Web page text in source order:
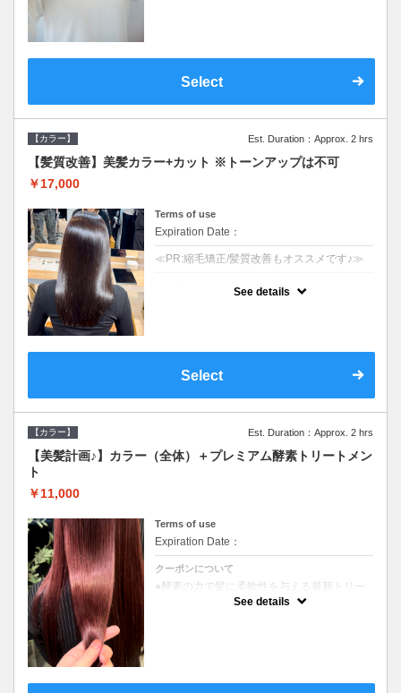
Select
【カラー】 Est. Duration：Approx. 2 hrs
【髪質改善】美髪カラー+カット ※トーンアップは不可
￥17,000
Terms of use
Expiration Date：
≪PR:縮毛矯正/髪質改善もオススメです♪≫
See details
Select
【カラー】 Est. Duration：Approx. 2 hrs
【美髪計画♪】カラー（全体）＋プレミアム酵素トリートメン
ト
￥11,000
Terms of use
Expiration Date：
クーポンについて
●酵素の力で髪に柔軟性を与える最新トリー
トメント●ＳＢ込●長さ料金あり《こちらのク
See details